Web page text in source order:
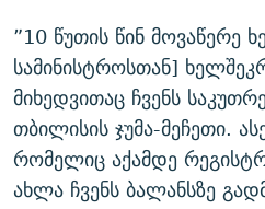
”10 წუთის წინ მოვაწერე
სამინისტროსთან]
მიხედვითაც ჩვენს
თბილისის ჯუმა-მეჩეთი.
რომელიც აქამდე
ახლა ჩვენს ბალანსზე